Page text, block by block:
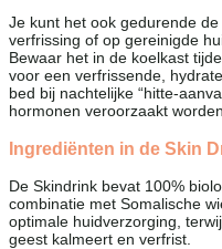
Je kunt het ook gedurende
verfrissing of op gereinigde
Bewaar het in de koelkast
voor een verfrissende,
bed bij nachtelijke “hitte-
hormonen veroorzaakt worden.
Ingrediënten in de Skin
De Skindrink bevat 100%
combinatie met Somalische
optimale huidverzorging,
geest kalmeert en verfrist.